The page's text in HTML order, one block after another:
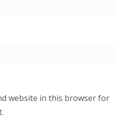
website in this browser for